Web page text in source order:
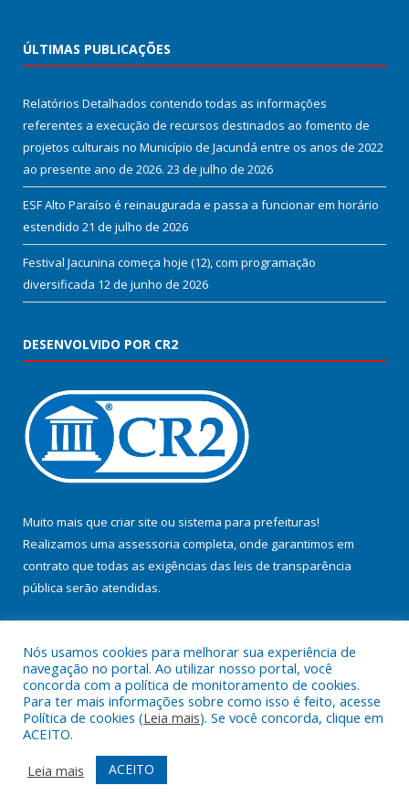
ÚLTIMAS PUBLICAÇÕES
Relatórios Detalhados contendo todas as informações
referentes a execução de recursos destinados ao fomento de
projetos culturais no Município de Jacundá entre os anos de 2022
ao presente ano de 2026. 23 de julho de 2026
ESF Alto Paraíso é reinaugurada e passa a funcionar em horário
estendido 21 de julho de 2026
Festival Jacunina começa hoje (12), com programação
diversificada 12 de junho de 2026
DESENVOLVIDO POR CR2
Muito mais que criar site ou sistema para prefeituras!
Realizamos uma assessoria completa, onde garantimos em
contrato que todas as exigências das leis de transparência
pública serão atendidas.
Todos os direitos reservados a Prefeitura Municipal de Jacundá.
Mapa do Site
Acessar Área Administrativa
Acessar Webmail
Nós usamos cookies para melhorar sua experiência de
navegação no portal. Ao utilizar nosso portal, você
concorda com a política de monitoramento de cookies.
Para ter mais informações sobre como isso é feito, acesse
Política de cookies (Leia mais). Se você concorda, clique em
ACEITO.
Leia mais
ACEITO